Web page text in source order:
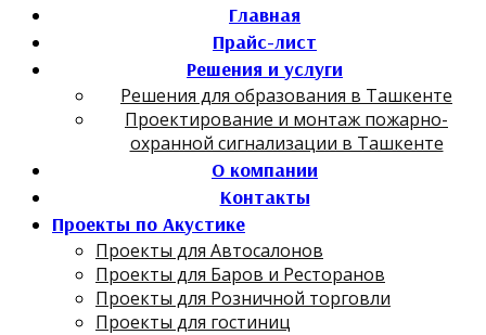
Главная
Прайс-лист
Решения и услуги
Решения для образования в Ташкенте
Проектирование и монтаж пожарно-
охранной сигнализации в Ташкенте
О компании
Контакты
Проекты по Акустике
Проекты для Автосалонов
Проекты для Баров и Ресторанов
Проекты для Розничной торговли
Проекты для гостиниц